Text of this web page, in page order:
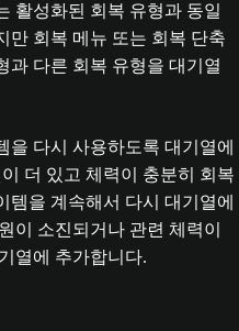
활성화된 회복 유형과 동일
만 회복 메뉴 또는 회복 단축
과 다른 회복 유형을 대기열
을 다시 사용하도록 대기열에
더 있고 체력이 충분히 회복
템을 계속해서 다시 대기열에
이 소진되거나 관련 체력이
열에 추가합니다.